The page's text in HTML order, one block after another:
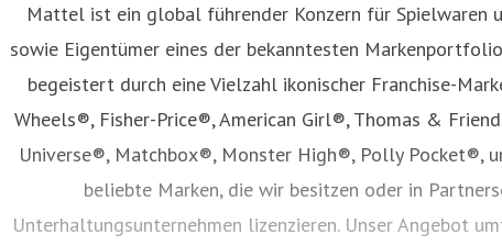
Mattel ist ein global führender Konzern für Spielwaren
sowie Eigentümer eines der bekanntesten
begeistert durch eine Vielzahl ikonischer Franchise-
Wheels®, Fisher-Price®, American Girl®, Thomas &
Universe®, Matchbox®, Monster High®, Polly Pocket®,
beliebte Marken, die wir besitzen oder in
Unterhaltungsunternehmen lizenzieren. Unser Angebot